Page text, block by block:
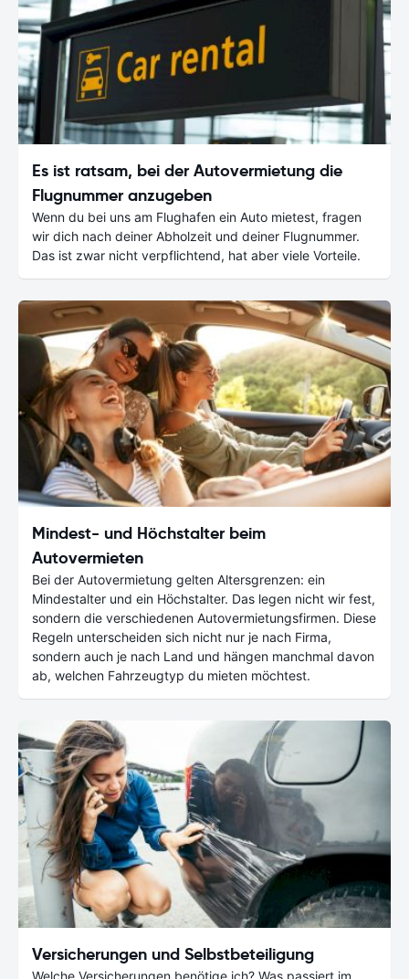
Es ist ratsam, bei der Autovermietung die
Flugnummer anzugeben
Wenn du bei uns am Flughafen ein Auto mietest, fragen
wir dich nach deiner Abholzeit und deiner Flugnummer.
Das ist zwar nicht verpflichtend, hat aber viele Vorteile.
Mindest- und Höchstalter beim
Autovermieten
Bei der Autovermietung gelten Altersgrenzen: ein
Mindestalter und ein Höchstalter. Das legen nicht wir fest,
sondern die verschiedenen Autovermietungsfirmen. Diese
Regeln unterscheiden sich nicht nur je nach Firma,
sondern auch je nach Land und hängen manchmal davon
ab, welchen Fahrzeugtyp du mieten möchtest.
Versicherungen und Selbstbeteiligung
Welche Versicherungen benötige ich? Was passiert im